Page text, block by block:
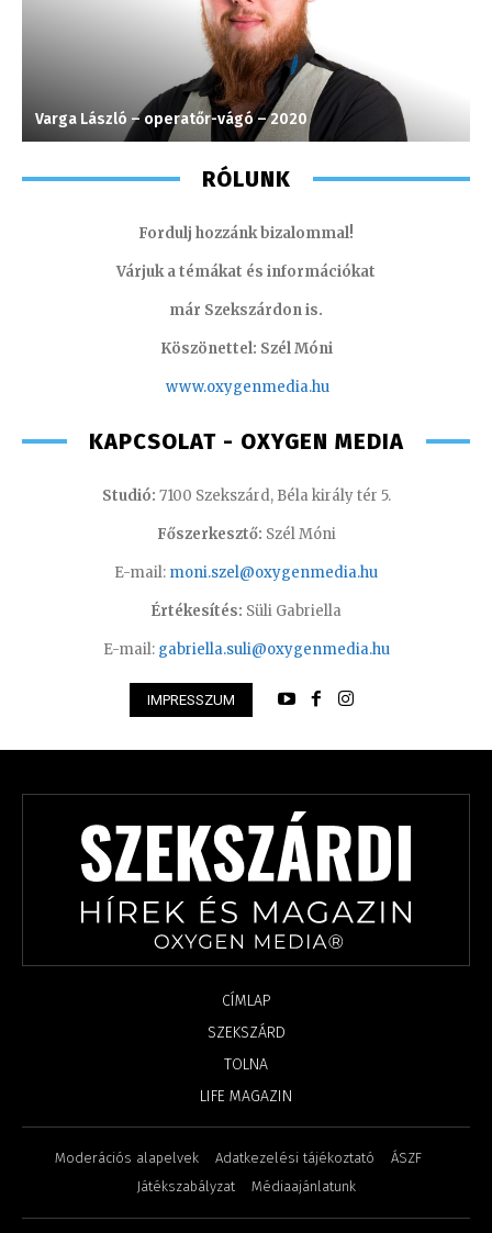
Varga László – operatőr-vágó – 2020
RÓLUNK
Fordulj hozzánk bizalommal!
Várjuk a témákat és információkat
már Szekszárdon is.
Köszönettel: Szél Móni
www.oxygenmedia.hu
KAPCSOLAT - OXYGEN MEDIA
Studió: 7100 Szekszárd, Béla király tér 5.
Főszerkesztő: Szél Móni
E-mail: moni.szel@oxygenmedia.hu
Értékesítés: Süli Gabriella
E-mail: gabriella.suli@oxygenmedia.hu
IMPRESSZUM
CÍMLAP
SZEKSZÁRD
TOLNA
LIFE MAGAZIN
Moderációs alapelvek Adatkezelési tájékoztató
ÁSZF
Játékszabályzat
Médiaajánlatunk